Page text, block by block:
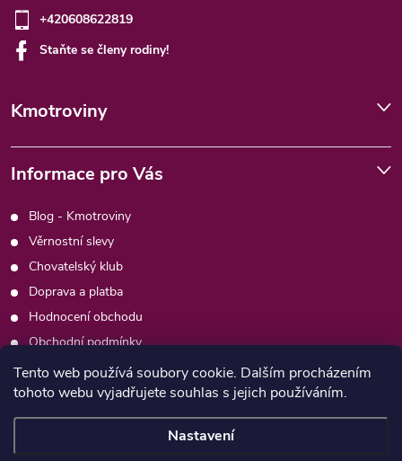
Tento web používá soubory cookie. Dalším procházením
tohoto webu vyjadřujete souhlas s jejich používáním.
Nastavení
+420608622819
Staňte se členy rodiny!
Kmotroviny
Informace pro Vás
Blog - Kmotroviny
Věrnostní slevy
Chovatelský klub
Doprava a platba
Hodnocení obchodu
Obchodní podmínky
Podmínky ochrany osobních údajů
Kontakty
Moje objednávka